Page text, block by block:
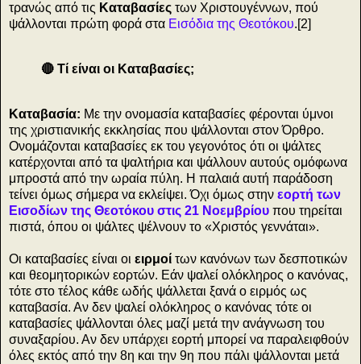
τρανώς από τις Καταβασίες των Χριστουγέννων, πού
ψάλλονται πρώτη φορά στα Εισόδια της Θεοτόκου.[2]
🔴 Τί είναι οι Καταβασίες;
Καταβασία: Με την ονομασία καταβασίες φέρονται ύμνοι
της χριστιανικής εκκλησίας που ψάλλονται στον Όρθρο.
Ονομάζονται καταβασίες εκ του γεγονότος ότι οι ψάλτες
κατέρχονται από τα ψαλτήρια και ψάλλουν αυτούς ομόφωνα
μπροστά από την ωραία πύλη. Η παλαιά αυτή παράδοση
τείνει όμως σήμερα να εκλείψει. Όχι όμως στην εορτή των
Εισοδίων της Θεοτόκου στις 21 Νοεμβρίου που τηρείται
πιστά, όπου οι ψάλτες ψέλνουν το «Χριστός γεννάται».
Οι καταβασίες είναι οι ειρμοί των κανόνων των δεσποτικών
και θεομητορικών εορτών. Εάν ψαλεί ολόκληρος ο κανόνας,
τότε στο τέλος κάθε ωδής ψάλλεται ξανά ο ειρμός ως
καταβασία. Αν δεν ψαλεί ολόκληρος ο κανόνας τότε οι
καταβασίες ψάλλονται όλες μαζί μετά την ανάγνωση του
συναξαρίου. Αν δεν υπάρχει εορτή μπορεί να παραλειφθούν
όλες εκτός από την 8η και την 9η που πάλι ψάλλονται μετά